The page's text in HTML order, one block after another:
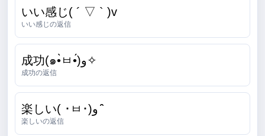
いい感じ( ´ ▽ ` )v
いい感じの返信
成功(๑•̀ㅂ•́)و✧
成功の返信
楽しい( ･ㅂ･)و ̑̑
楽しいの返信